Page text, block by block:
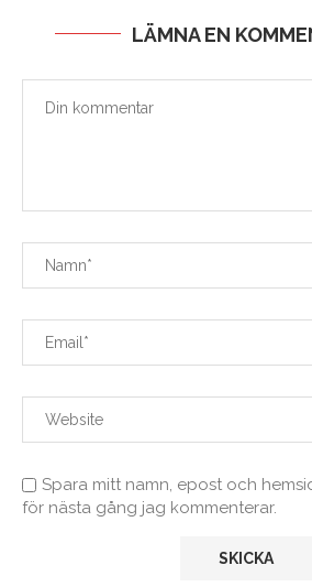
LÄMNA EN
Spara mitt namn, epost och
för nästa gång jag kommenterar.